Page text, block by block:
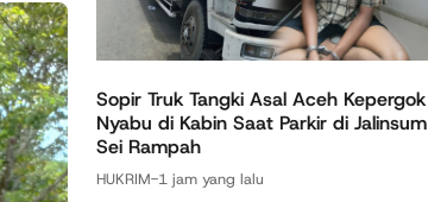
Sopir Truk Tangki Asal Aceh Kepergok
Nyabu di Kabin Saat Parkir di Jalinsum
Sei Rampah
HUKRIM-1 jam yang lalu